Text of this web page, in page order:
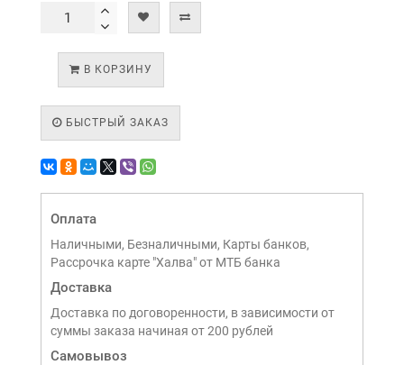
В КОРЗИНУ
БЫСТРЫЙ ЗАКАЗ
Оплата
Наличными, Безналичными, Карты банков,
Рассрочка карте "Халва" от МТБ банка
Доставка
Доставка по договоренности, в зависимости от
суммы заказа начиная от 200 рублей
Самовывоз